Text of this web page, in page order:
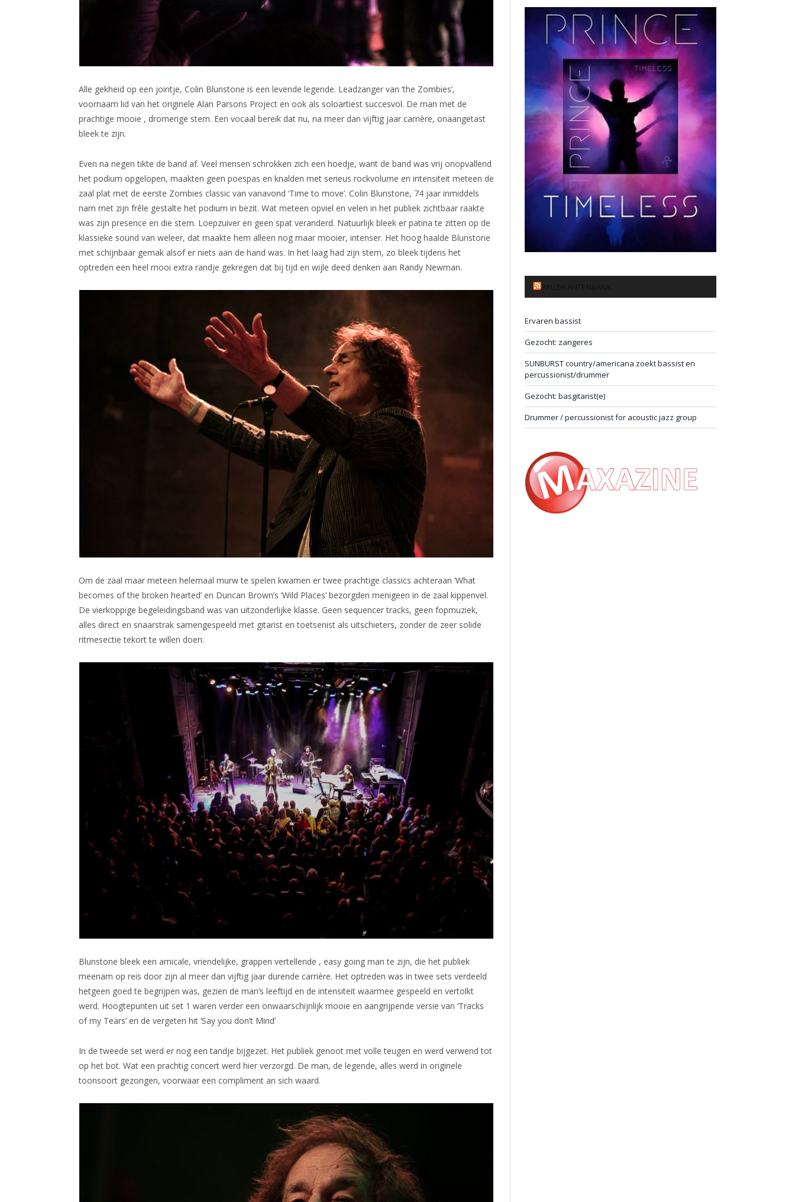
Alle gekheid op een jointje, Colin Blunstone is een levende legende. Leadzanger van ‘the Zombies’,
voornaam lid van het originele Alan Parsons Project en ook als soloartiest succesvol. De man met de
prachtige mooie , dromerige stem. Een vocaal bereik dat nu, na meer dan vijftig jaar carrière, onaangetast
bleek te zijn.
Even na negen tikte de band af. Veel mensen schrokken zich een hoedje, want de band was vrij onopvallend
het podium opgelopen, maakten geen poespas en knalden met serieus rockvolume en intensiteit meteen de
zaal plat met de eerste Zombies classic van vanavond ‘Time to move’. Colin Blunstone, 74 jaar inmiddels
nam met zijn frêle gestalte het podium in bezit. Wat meteen opviel en velen in het publiek zichtbaar raakte
was zijn presence en die stem. Loepzuiver en geen spat veranderd. Natuurlijk bleek er patina te zitten op de
klassieke sound van weleer, dat maakte hem alleen nog maar mooier, intenser. Het hoog haalde Blunstone
met schijnbaar gemak alsof er niets aan de hand was. In het laag had zijn stem, zo bleek tijdens het
optreden een heel mooi extra randje gekregen dat bij tijd en wijle deed denken aan Randy Newman.
Om de zaal maar meteen helemaal murw te spelen kwamen er twee prachtige classics achteraan ‘What
becomes of the broken hearted’ en Duncan Brown’s ‘Wild Places’ bezorgden menigeen in de zaal kippenvel.
De vierkoppige begeleidingsband was van uitzonderlijke klasse. Geen sequencer tracks, geen fopmuziek,
alles direct en snaarstrak samengespeeld met gitarist en toetsenist als uitschieters, zonder de zeer solide
ritmesectie tekort te willen doen.
Blunstone bleek een amicale, vriendelijke, grappen vertellende , easy going man te zijn, die het publiek
meenam op reis door zijn al meer dan vijftig jaar durende carrière. Het optreden was in twee sets verdeeld
hetgeen goed te begrijpen was, gezien de man’s leeftijd en de intensiteit waarmee gespeeld en vertolkt
werd. Hoogtepunten uit set 1 waren verder een onwaarschijnlijk mooie en aangrijpende versie van ‘Tracks
of my Tears’ en de vergeten hit ‘Say you don’t Mind’
In de tweede set werd er nog een tandje bijgezet. Het publiek genoot met volle teugen en werd verwend tot
op het bot. Wat een prachtig concert werd hier verzorgd. De man, de legende, alles werd in originele
toonsoort gezongen, voorwaar een compliment an sich waard.
Ervaren bassist
Gezocht: zangeres
SUNBURST country/americana zoekt bassist en
percussionist/drummer
Gezocht: basgitarist(e)
Drummer / percussionist for acoustic jazz group